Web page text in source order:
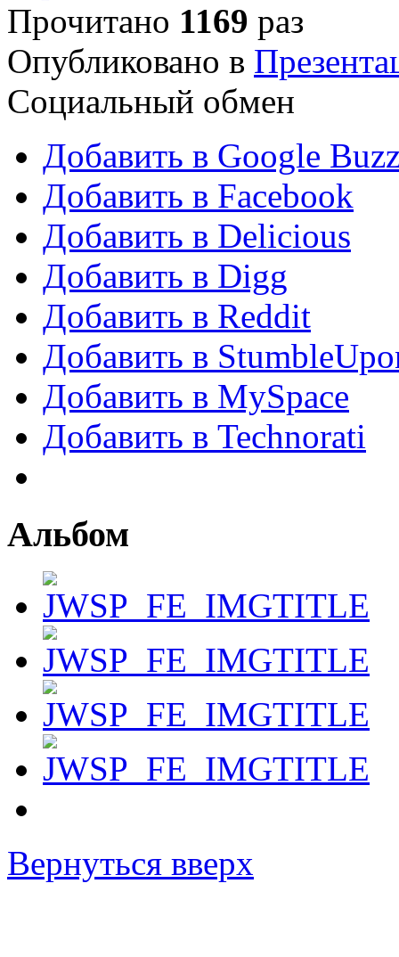
Прочитано 1169 раз
Опубликовано в
Социальный обмен
Добавить в Google
Добавить в Facebook
Добавить в Delicious
Добавить в Digg
Добавить в Reddit
Добавить в
Добавить в MySpace
Добавить в Technorati
Альбом
Вернуться вверх